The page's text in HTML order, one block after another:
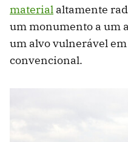
material altamente
um monumento a um
um alvo vulnerável
convencional.